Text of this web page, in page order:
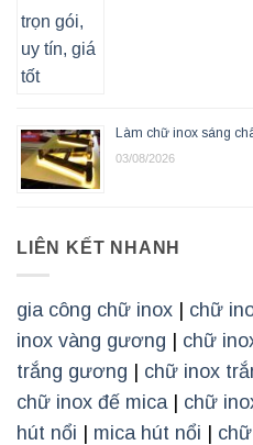
Làm chữ inox sáng
03/08/2026
LIÊN KẾT NHANH
gia công chữ inox | chữ
inox vàng gương | chữ
trắng gương | chữ inox
chữ inox đế mica | chữ
hút nổi | mica hút nổi |